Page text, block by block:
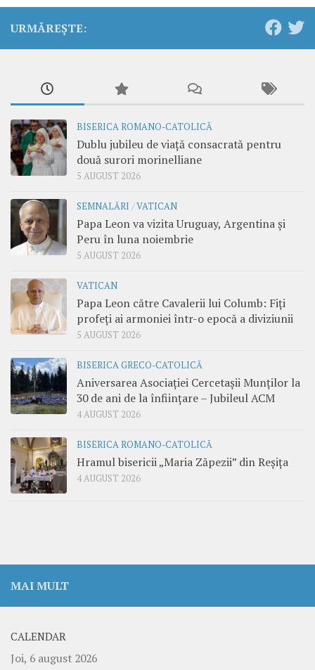
URMĂREȘTE:
BISERICA ROMANO-CATOLICĂ
Dublu jubileu de viață consacrată pentru
două surori morinelliane
5 AUGUST 2026
SEMNALĂRI /VATICAN
Papa Leon va vizita Uruguay, Argentina și
Peru în luna noiembrie
5 AUGUST 2026
VATICAN
Papa Leon către Cavalerii lui Columb: Fiți
profeți ai armoniei într-o epocă a diviziunii
5 AUGUST 2026
BISERICA GRECO-CATOLICĂ
Aniversarea Asociației Cercetașii Munților la
30 de ani de la înființare – Jubileul ACM
4 AUGUST 2026
BISERICA ROMANO-CATOLICĂ
Hramul bisericii „Maria Zăpezii” din Reșița
4 AUGUST 2026
MAI MULT
CALENDAR
Joi, 6 august 2026